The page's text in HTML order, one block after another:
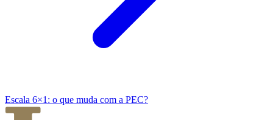
Escala 6×1: o que muda com a PEC?